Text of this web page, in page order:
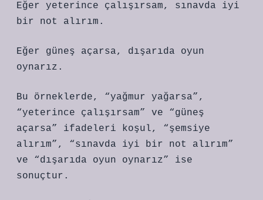
Eğer yeterince çalışırsam, sınavda iyi
bir not alırım.
Eğer güneş açarsa, dışarıda oyun
oynarız.
Bu örneklerde, “yağmur yağarsa”,
“yeterince çalışırsam” ve “güneş
açarsa” ifadeleri koşul, “şemsiye
alırım”, “sınavda iyi bir not alırım”
ve “dışarıda oyun oynarız” ise
sonuçtur.